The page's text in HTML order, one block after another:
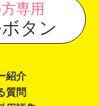
専用
タン
紹介
質問